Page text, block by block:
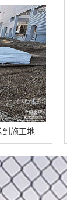
东河美方焦化公